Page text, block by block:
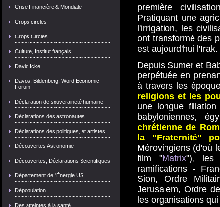
Crise Financière & Mondiale
Crops circles
Crops Circles
Culture, Institut français
David Icke
Davos, Bildenberg, Word Economic
Forum
Déclaration de souveraineté humaine
Déclarations des astronautes
Déclarations des politiques, et artistes
Découvertes Astronomie
Découvertes, Déclarations Scientifiques
Département de l'Énergie US
Dépopulation
Des atteintes à la santé
première
Pratiquant une
l'irrigation, les
ont transformé des
est aujourd'hui l'Irak.
Depuis Sumer et
perpétuée en
à travers les
religions et les
une longue
babyloniennes,
chrétienne de
la "Fraternité"
Mérovingiens (d'où
film "Matrix"), les
ramifications -
Sion, Ordre
Jerusalem, Ordre
les organisations